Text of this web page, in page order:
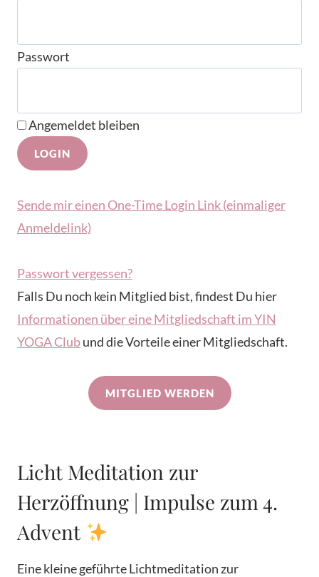
Passwort
Angemeldet bleiben
Sende mir einen One-Time Login Link (einmaliger
Anmeldelink)
Passwort vergessen?
Falls Du noch kein Mitglied bist, findest Du hier
Informationen über eine Mitgliedschaft im YIN
YOGA Clubund die Vorteile einer Mitgliedschaft.
MITGLIED WERDEN
Licht Meditation zur
Herzöffnung | Impulse zum 4.
Advent
Eine kleine geführte Lichtmeditation zur